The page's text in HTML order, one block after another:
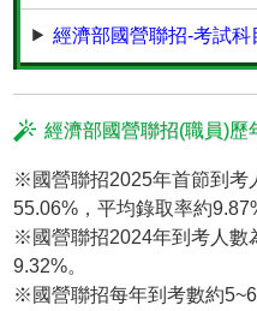
經濟部國營聯招-考試
經濟部國營聯招(職員)歷
※國營聯招2025年首節到考
55.06%，平均錄取率約
※國營聯招2024年到考人數
9.32%。
※國營聯招每年到考數約